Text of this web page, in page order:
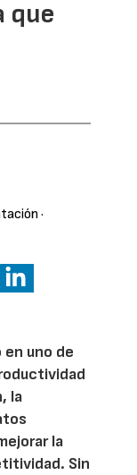
que
·
uno de
la
la
Sin